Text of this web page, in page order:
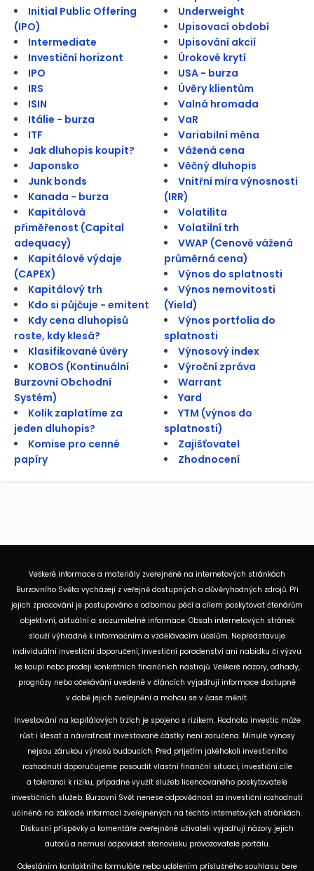
Initial Public Offering
(IPO)
Intermediate
Investiční horizont
IPO
IRS
ISIN
Itálie - burza
ITF
Jak dluhopis koupit?
Japonsko
Junk bonds
Kanada - burza
Kapitálová
přiměřenost (Capital
adequacy)
Kapitálové výdaje
(CAPEX)
Kapitálový trh
Kdo si půjčuje - emitent
Kdy cena dluhopisů
roste, kdy klesá?
Klasifikované úvěry
KOBOS (Kontinuální
Burzovní Obchodní
Systém)
Kolik zaplatíme za
jeden dluhopis?
Komise pro cenné
papíry
Underweight
Upisovací období
Upisování akcií
Úrokové krytí
USA - burza
Úvěry klientům
Valná hromada
VaR
Variabilní měna
Vážená cena
Věčný dluhopis
Vnitřní míra výnosnosti
(IRR)
Volatilita
Volatilní trh
VWAP (Cenově vážená
průměrná cena)
Výnos do splatnosti
Výnos nemovitosti
(Yield)
Výnos portfolia do
splatnosti
Výnosový index
Výroční zpráva
Warrant
Yard
YTM (výnos do
splatnosti)
Zajišťovatel
Zhodnocení
Veškeré informace a materiály zveřejněné na internetových stránkách
Burzovního Světa vycházejí z veřejně dostupných a důvěryhodných zdrojů. Při
jejich zpracování je postupováno s odbornou péčí a cílem poskytovat čtenářům
objektivní, aktuální a srozumitelné informace. Obsah internetových stránek
slouží výhradně k informačním a vzdělávacím účelům. Nepředstavuje
individuální investiční doporučení, investiční poradenství ani nabídku či výzvu
ke koupi nebo prodeji konkrétních finančních nástrojů. Veškeré názory, odhady,
prognózy nebo očekávání uvedené v článcích vyjadřují informace dostupné
v době jejich zveřejnění a mohou se v čase měnit.
Investování na kapitálových trzích je spojeno s rizikem. Hodnota investic může
růst i klesat a návratnost investované částky není zaručena. Minulé výnosy
nejsou zárukou výnosů budoucích. Před přijetím jakéhokoli investičního
rozhodnutí doporučujeme posoudit vlastní finanční situaci, investiční cíle
a toleranci k riziku, případně využít služeb licencovaného poskytovatele
investičních služeb. Burzovní Svět nenese odpovědnost za investiční rozhodnutí
učiněná na základě informací zveřejněných na těchto internetových stránkách.
Diskusní příspěvky a komentáře zveřejněné uživateli vyjadřují názory jejich
autorů a nemusí odpovídat stanovisku provozovatele portálu.
Odesláním kontaktního formuláře nebo udělením příslušného souhlasu bere